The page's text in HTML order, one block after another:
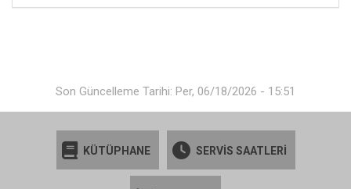
Son Güncelleme Tarihi: Per, 06/18/2026 - 15:51
KÜTÜPHANE SERVİS SAATLERİ